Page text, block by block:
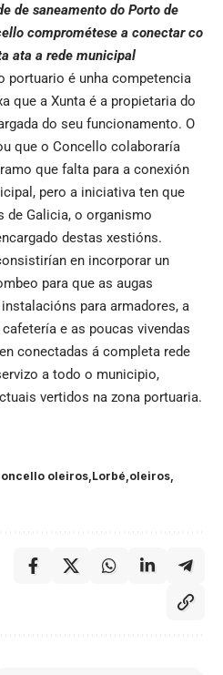
de saneamento do Porto de
comprométese a conectar co
ata a rede municipal
portuario é unha competencia
que a Xunta é a propietaria do
do seu funcionamento. O
que o Concello colaboraría
que falta para a conexión
pero a iniciativa ten que
de Galicia, o organismo
destas xestións.
en incorporar un
para que as augas
para armadores, a
cafetería e as poucas vivendas
conectadas á completa rede
a todo o municipio,
vertidos na zona portuaria.
oleiros Lorbé oleiros